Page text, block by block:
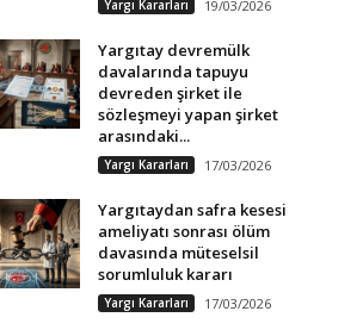
Yargı Kararları 19/03/2026
Yargıtay devremülk
davalarında tapuyu
devreden şirket ile
sözleşmeyi yapan şirket
arasındaki...
Yargı Kararları 17/03/2026
Yargıtaydan safra kesesi
ameliyatı sonrası ölüm
davasında müteselsil
sorumluluk kararı
Yargı Kararları 17/03/2026